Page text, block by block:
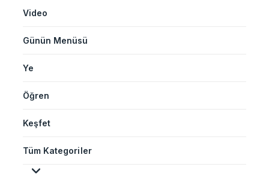
Video
Günün Menüsü
Ye
Öğren
Keşfet
Tüm Kategoriler